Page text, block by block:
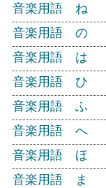
音楽用語 ね
音楽用語 の
音楽用語 は
音楽用語 ひ
音楽用語 ふ
音楽用語 へ
音楽用語 ほ
音楽用語 ま